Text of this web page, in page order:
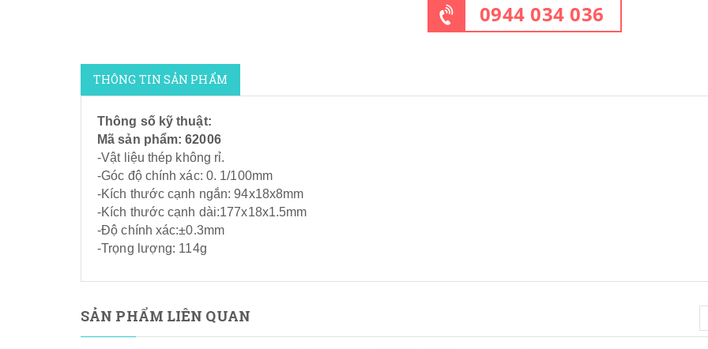
0944 034 036
THÔNG TIN SẢN PHẨM
Thông số kỹ thuật:
Mã sản phẩm: 62006
-Vật liệu thép không rỉ.
-Góc độ chính xác: 0. 1/100mm
-Kích thước cạnh ngắn: 94x18x8mm
-Kích thước cạnh dài:177x18x1.5mm
-Độ chính xác:±0.3mm
-Trọng lượng: 114g
SẢN PHẨM LIÊN QUAN